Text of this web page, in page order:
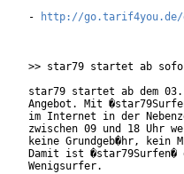
-
http://go.tarif4you.de/
>> star79 startet ab
star79 startet ab dem
Angebot. Mit
im Internet in der
zwischen 09 und 18 Uhr
keine Grundgeb�hr, kein
Damit ist
Wenigsurfer.